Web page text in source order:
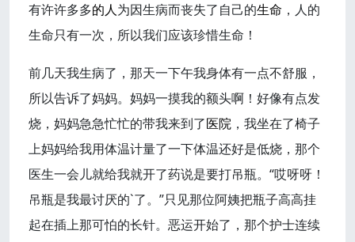
有许许多多的人为因生病而丧失了自己的生命 ，人的
生命只有一次，所以我们应该珍惜生命！
前几天我生病了，那天一下午我身体有一点不舒服，
所以告诉了妈妈。妈妈一摸我的额头啊！好像有点发
烧，妈妈急急忙忙的带我来到了医院 ，我坐在了椅子
上妈妈给我用体温计量了一下体温还好是低烧，那个
医生一会儿就给我就开了药说是要打吊瓶。“哎呀呀！
吊瓶是我最讨厌的`了。”只见那位阿姨把瓶子高高挂
起在插上那可怕的长针。恶运开始了，那个护士连续